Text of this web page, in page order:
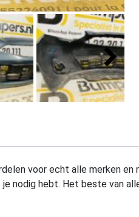
voor echt alle merken
nodig hebt. Het beste van